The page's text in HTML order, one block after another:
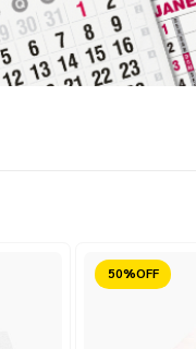
Reduzido